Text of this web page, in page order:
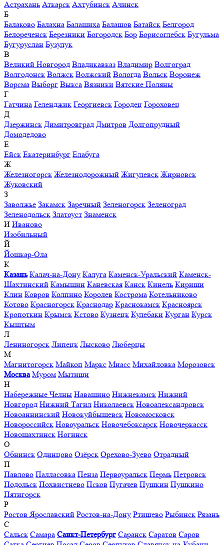
Астрахань Аткарск Ахтубинск Ачинск
Б
Балаково Балахна Балашиха Балашов Батайск Белгород
Белореченск Березники Богородск Бор Борисоглебск Бугульма
Бугуруслан Бузулук
В
Великий Новгород Владикавказ Владимир Волгоград
Волгодонск Волжск Волжский Вологда Вольск Воронеж
Ворсма Выборг Выкса Вязники Вятские Поляны
Г
Гатчина Геленджик Георгиевск Городец Гороховец
Д
Дзержинск Димитровград Дмитров Долгопрудный
Домодедово
Е
Ейск Екатеринбург Елабуга
Ж
Железногорск Железнодорожный Жигулевск Жирновск
Жуковский
З
Заволжье Закамск Заречный Зеленогорск Зеленоград
Зеленодольск Златоуст Знаменск
И Иваново
Изобильный
Й
Йошкар-Ола
К
Казань Калач-на-Дону Калуга Каменск-Уральский Каменск-
Шахтинский Камышин Каневская Канск Кинель Кириши
Клин Ковров Колпино Королев Кострома Котельниково
Котово Красногорск Краснодар Краснокамск Красноярск
Кропоткин Крымск Кстово Кузнецк Кулебаки Курган Курск
Кыштым
Л
Лениногорск Липецк Лысково Люберцы
М
Магнитогорск Майкоп Маркс Миасс Михайловка Морозовск
Москва Муром Мытищи
Н
Набережные Челны Навашино Нижнекамск Нижний
Новгород Нижний Тагил Николаевск Новоалександровск
Новоаннинский Новокуйбышевск Новомосковск
Новороссийск Новоуральск Новочебоксарск Новочеркасск
Новошахтинск Ногинск
О
Обнинск Одинцово Озёрск Орехово-Зуево Отрадный
П
Павлово Палласовка Пенза Первоуральск Пермь Петровск
Подольск Похвистнево Псков Пугачев Пушкин Пушкино
Пятигорск
Р
Ростов Ярославский Ростов-на-Дону Ртищево Рыбинск Рязань
С
Сальск Самара Санкт-Петербург Саранск Саратов Саров